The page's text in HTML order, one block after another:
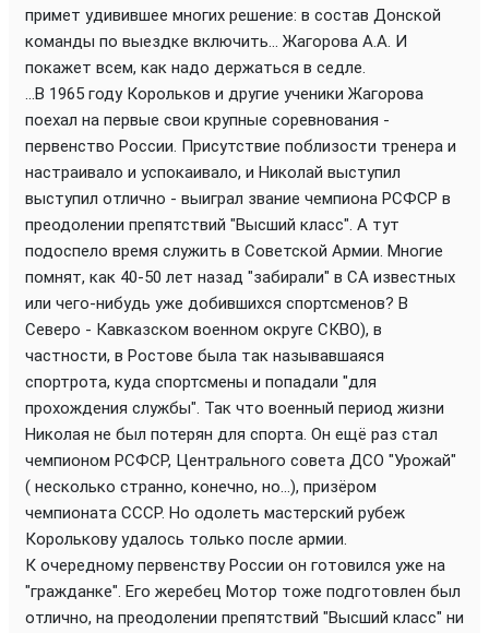
примет удивившее многих решение: в состав Донской
команды по выездке включить... Жагорова А.А. И
покажет всем, как надо держаться в седле.
...В 1965 году Корольков и другие ученики Жагорова
поехал на первые свои крупные соревнования -
первенство России. Присутствие поблизости тренера и
настраивало и успокаивало, и Николай выступил
выступил отлично - выиграл звание чемпиона РСФСР в
преодолении препятствий "Высший класс". А тут
подоспело время служить в Советской Армии. Многие
помнят, как 40-50 лет назад "забирали" в СА известных
или чего-нибудь уже добившихся спортсменов? В
Северо - Кавказском военном округе СКВО), в
частности, в Ростове была так называвшаяся
спортрота, куда спортсмены и попадали "для
прохождения службы". Так что военный период жизни
Николая не был потерян для спорта. Он ещё раз стал
чемпионом РСФСР, Центрального совета ДСО "Урожай"
( несколько странно, конечно, но...), призёром
чемпионата СССР. Но одолеть мастерский рубеж
Королькову удалось только после армии.
К очередному первенству России он готовился уже на
"гражданке". Его жеребец Мотор тоже подготовлен был
отлично, на преодолении препятствий "Высший класс" ни